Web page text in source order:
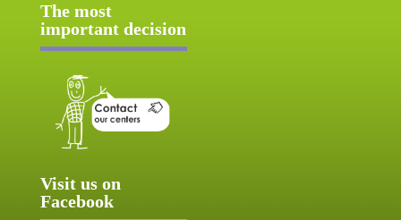
The most
important decision
Visit us on
Facebook